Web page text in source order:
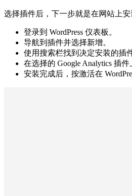
选择插件后，下一步就是在网站上安
登录到 WordPress 仪表板。
导航到插件并选择新增。
使用搜索栏找到决定安装的插件
在选择的 Google Analytics 插件
安装完成后，按激活在